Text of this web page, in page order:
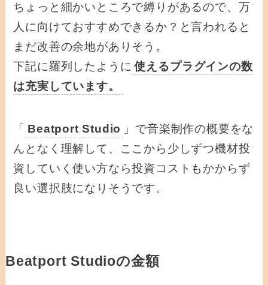
ちょっと細かいところで縛りがあるので、万
人に向けておすすめできるか？と言われると
まだ改善の余地がありそう。
下記に羅列したように 使えるプラグインの数
は充実しています。
「 Beatport Studio
」で音楽制作の概要をな
んとなく理解して、ここから少しずつ機材投
資していく使い方なら投資コストもかからず
良い選択肢になりそうです。
Beatport Studioの金額